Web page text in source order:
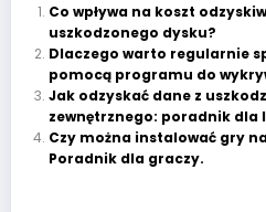
Co wpływa na koszt
uszkodzonego dysku?
Dlaczego warto regularnie
pomocą programu do
Jak odzyskać dane z
zewnętrznego: poradnik dla
Czy można instalować gry
Poradnik dla graczy.